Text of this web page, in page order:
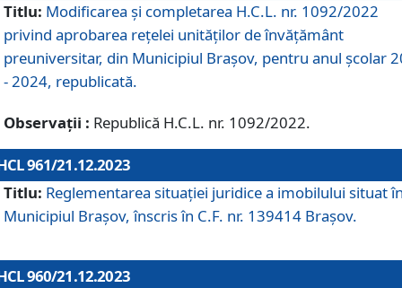
Titlu: Modificarea și completarea H.C.L. nr. 1092/2022
privind aprobarea rețelei unităților de învăţământ
preuniversitar, din Municipiul Braşov, pentru anul școlar
- 2024, republicată.
Observații : Republică H.C.L. nr. 1092/2022.
961/21.12.2023
Titlu: Reglementarea situației juridice a imobilului situat
Municipiul Brașov, înscris în C.F. nr. 139414 Brașov.
960/21.12.2023